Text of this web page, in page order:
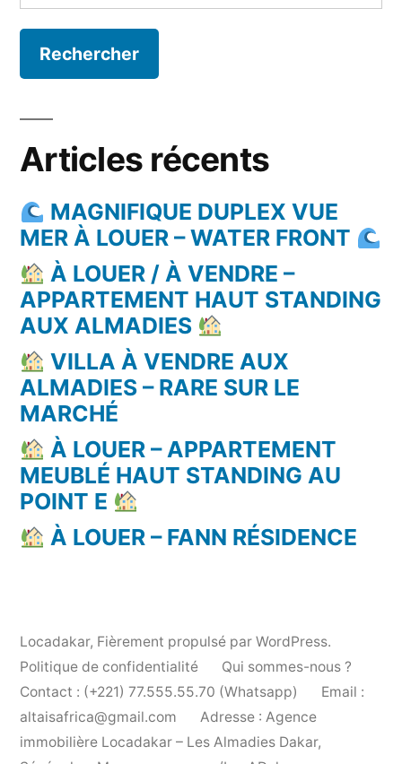
Articles récents
MAGNIFIQUE DUPLEX VUE
MER À LOUER – WATER FRONT
À LOUER / À VENDRE –
APPARTEMENT HAUT STANDING
AUX ALMADIES
VILLA À VENDRE AUX
ALMADIES – RARE SUR LE
MARCHÉ
À LOUER – APPARTEMENT
MEUBLÉ HAUT STANDING AU
POINT E
À LOUER – FANN RÉSIDENCE
Locadakar, Fièrement propulsé par WordPress.
Politique de confidentialité
Qui sommes-nous ?
Contact : (+221) 77.555.55.70 (Whatsapp)
Email :
altaisafrica@gmail.com
Adresse : Agence
immobilière Locadakar – Les Almadies Dakar,